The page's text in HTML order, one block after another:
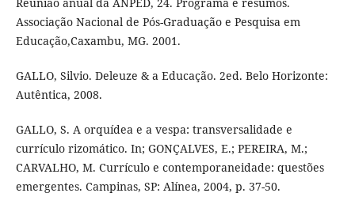
Associação Nacional de Pós-Graduação e Pesquisa em
Educação,Caxambu, MG. 2001.
GALLO, Silvio. Deleuze & a Educação. 2ed. Belo Horizonte:
Autêntica, 2008.
GALLO, S. A orquídea e a vespa: transversalidade e
currículo rizomático. In; GONÇALVES, E.; PEREIRA, M.;
CARVALHO, M. Currículo e contemporaneidade: questões
emergentes. Campinas, SP: Alínea, 2004, p. 37-50.